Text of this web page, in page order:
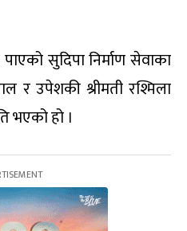
सुदिपा निर्माण सेवाका
र उपेशकी श्रीमती रश्मिला
भएको हो ।